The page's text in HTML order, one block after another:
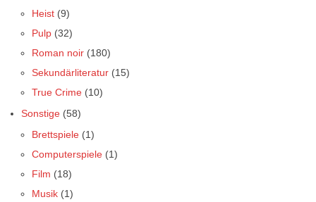
Heist (9)
Pulp (32)
Roman noir (180)
Sekundärliteratur (15)
True Crime (10)
Sonstige (58)
Brettspiele (1)
Computerspiele (1)
Film (18)
Musik (1)